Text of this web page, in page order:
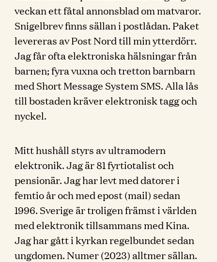
veckan ett fåtal annonsblad om matvaror.
Snigelbrev finns sällan i postlådan. Paket
levereras av Post Nord till min ytterdörr.
Jag får ofta elektroniska hälsningar från
barnen; fyra vuxna och tretton barnbarn
med Short Message System SMS. Alla lås
till bostaden kräver elektronisk tagg och
nyckel.
Mitt hushåll styrs av ultramodern
elektronik. Jag är 81 fyrtiotalist och
pensionär. Jag har levt med datorer i
femtio år och med epost (mail) sedan
1996. Sverige är troligen främst i världen
med elektronik tillsammans med Kina.
Jag har gått i kyrkan regelbundet sedan
ungdomen. Numer (2023) alltmer sällan.